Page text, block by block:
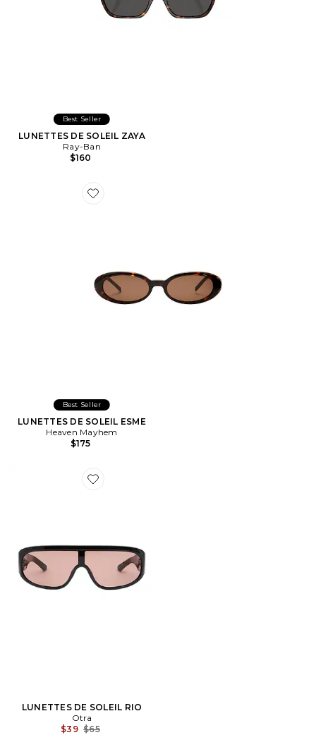
Best Seller
LUNETTES DE SOLEIL ZAYA
Ray-Ban
$160
Favorite LUNETTES DE SOLEIL ESME
Best Seller
LUNETTES DE SOLEIL ESME
Heaven Mayhem
$175
Favorite LUNETTES DE SOLEIL RIO
LUNETTES DE SOLEIL RIO
Otra
$39 Previous price:
$65